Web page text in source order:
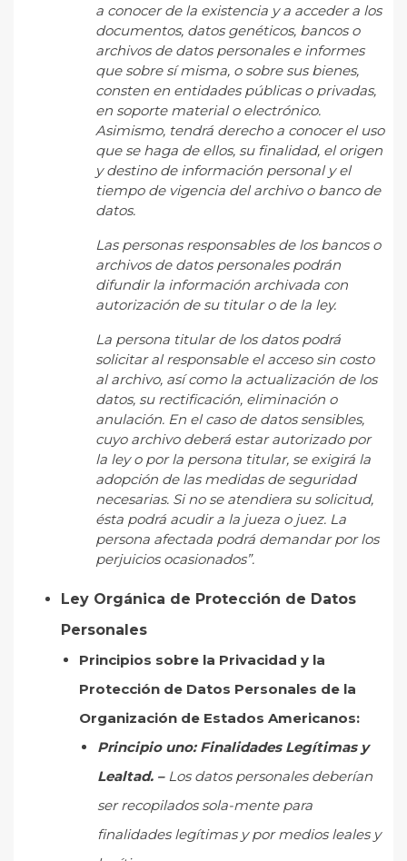
a conocer de la existencia y a acceder a los
documentos, datos genéticos, bancos o
archivos de datos personales e informes
que sobre sí misma, o sobre sus bienes,
consten en entidades públicas o privadas,
en soporte material o electrónico.
Asimismo, tendrá derecho a conocer el uso
que se haga de ellos, su finalidad, el origen
y destino de información personal y el
tiempo de vigencia del archivo o banco de
datos.
Las personas responsables de los bancos o
archivos de datos personales podrán
difundir la información archivada con
autorización de su titular o de la ley.
La persona titular de los datos podrá
solicitar al responsable el acceso sin costo
al archivo, así como la actualización de los
datos, su rectificación, eliminación o
anulación. En el caso de datos sensibles,
cuyo archivo deberá estar autorizado por
la ley o por la persona titular, se exigirá la
adopción de las medidas de seguridad
necesarias. Si no se atendiera su solicitud,
ésta podrá acudir a la jueza o juez. La
persona afectada podrá demandar por los
perjuicios ocasionados”.
Ley Orgánica de Protección de Datos
Personales
Principios sobre la Privacidad y la
Protección de Datos Personales de la
Organización de Estados Americanos:
Principio uno: Finalidades Legítimas y
Lealtad. –Los datos personales deberían
ser recopilados sola-mente para
finalidades legítimas y por medios leales y